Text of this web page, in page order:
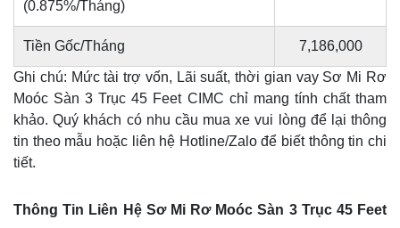
(0.875%/Tháng)
Tiền Gốc/Tháng 7,186,000
Ghi chú: Mức tài trợ vốn, Lãi suất, thời gian vay Sơ Mi Rơ
Moóc Sàn 3 Trục 45 Feet CIMC chỉ mang tính chất tham
khảo. Quý khách có nhu cầu mua xe vui lòng để lại thông
tin theo mẫu hoặc liên hệ Hotline/Zalo để biết thông tin chi
tiết.
Thông Tin Liên Hệ Sơ Mi Rơ Moóc Sàn 3 Trục 45 Feet